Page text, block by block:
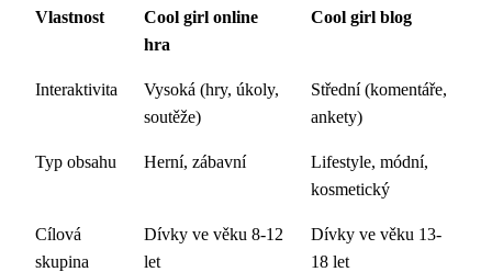
Vlastnost
Cool girl online
hra
Cool girl blog
Interaktivita
Vysoká (hry, úkoly,
soutěže)
Střední (komentáře,
ankety)
Typ obsahu Herní, zábavní
Lifestyle, módní,
kosmetický
Cílová
skupina
Dívky ve věku 8-12
let
Dívky ve věku 13-
18 let